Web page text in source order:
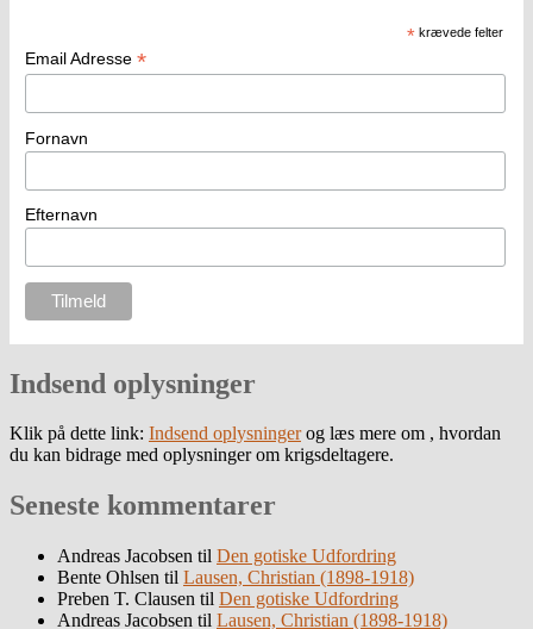
* krævede felter
Email Adresse *
Fornavn
Efternavn
Indsend oplysninger
Klik på dette link: Indsend oplysningerog læs mere om , hvordan
du kan bidrage med oplysninger om krigsdeltagere.
Seneste kommentarer
Andreas Jacobsen til Den gotiske Udfordring
Bente Ohlsen til Lausen, Christian (1898-1918)
Preben T. Clausen til Den gotiske Udfordring
Andreas Jacobsen til Lausen, Christian (1898-1918)